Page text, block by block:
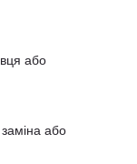
або
або